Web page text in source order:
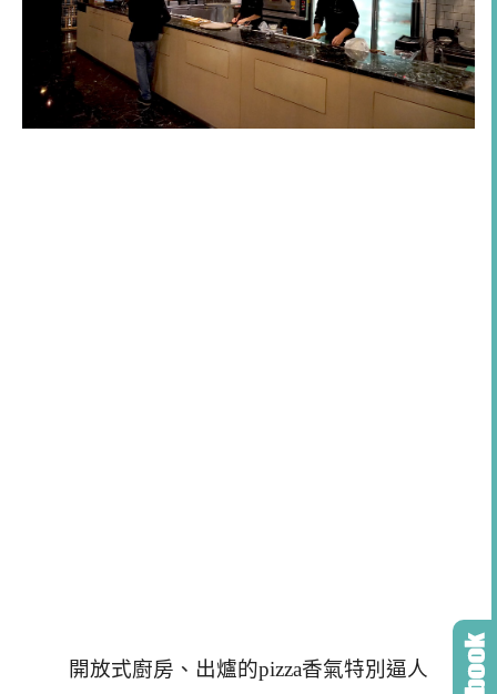
開放式廚房、出爐的pizza香氣特別逼人